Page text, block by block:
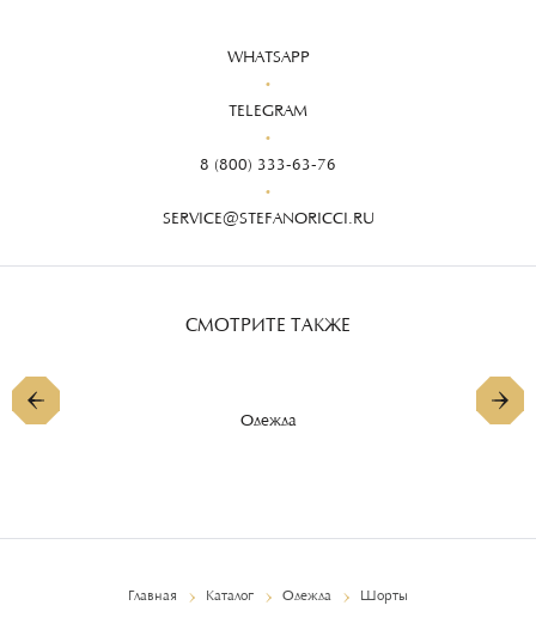
WHATSAPP
TELEGRAM
8 (800) 333-63-76
SERVICE@STEFANORICCI.RU
СМОТРИТЕ ТАКЖЕ
Одежда
Главная Каталог Одежда Шорты